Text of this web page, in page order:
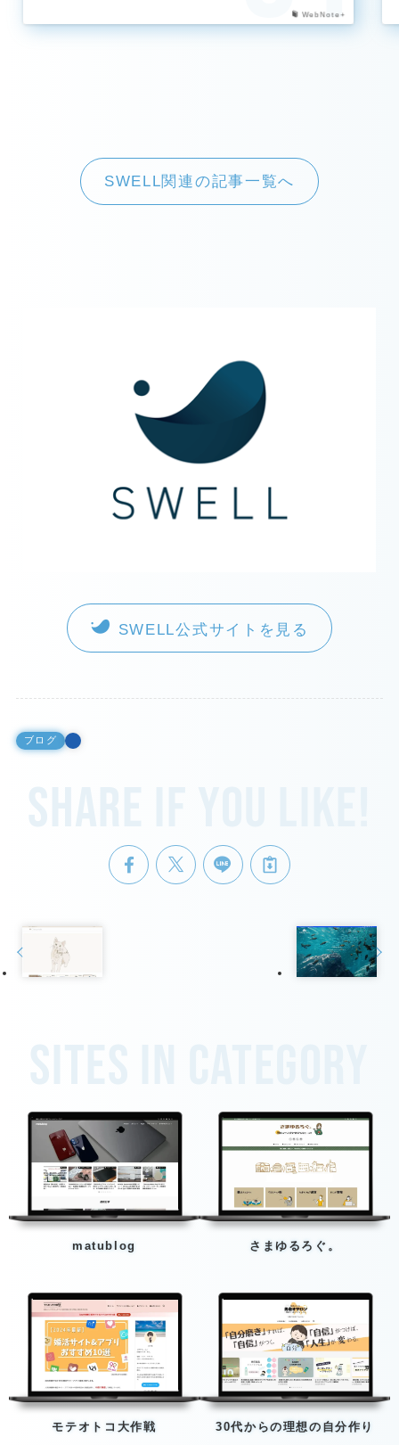
WebNote+
SWELL関連の記事一覧へ
SWELL公式サイトを見る
ブログ
Share if you like!
Sites in category
matublog さまゆるろぐ。
モテオトコ大作戦 30代からの理想の自分作り